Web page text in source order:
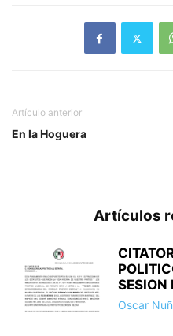
Artículo anterior
En la Hoguera
Artículos
Oscar